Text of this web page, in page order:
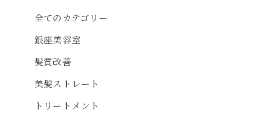
全てのカテゴリー
銀座美容室
髪質改善
美髪ストレート
トリートメント